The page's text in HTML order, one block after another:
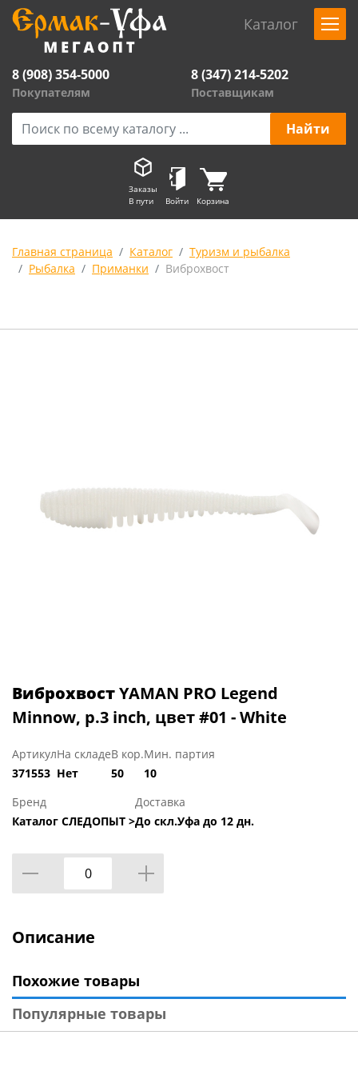
Каталог
8 (908) 354-5000
Покупателям
8 (347) 214-5202
Поставщикам
Заказы
В пути
Войти Корзина
Главная страница Каталог
Туризм и рыбалка
Рыбалка
Приманки Виброхвост
ВиброхвостYAMAN PRO Legend
Minnow, р.3 inch, цвет #01 - White
Артикул
371553
На складе
Нет
В кор.
50
Мин. партия
10
Бренд
Каталог СЛЕДОПЫТ >
Доставка
До скл.Уфа до 12 дн.
Описание
Похожие товары
Популярные товары